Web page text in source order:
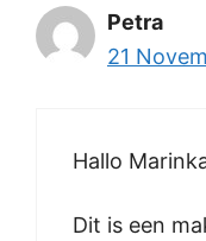
Petra
21
Hallo
Dit is een